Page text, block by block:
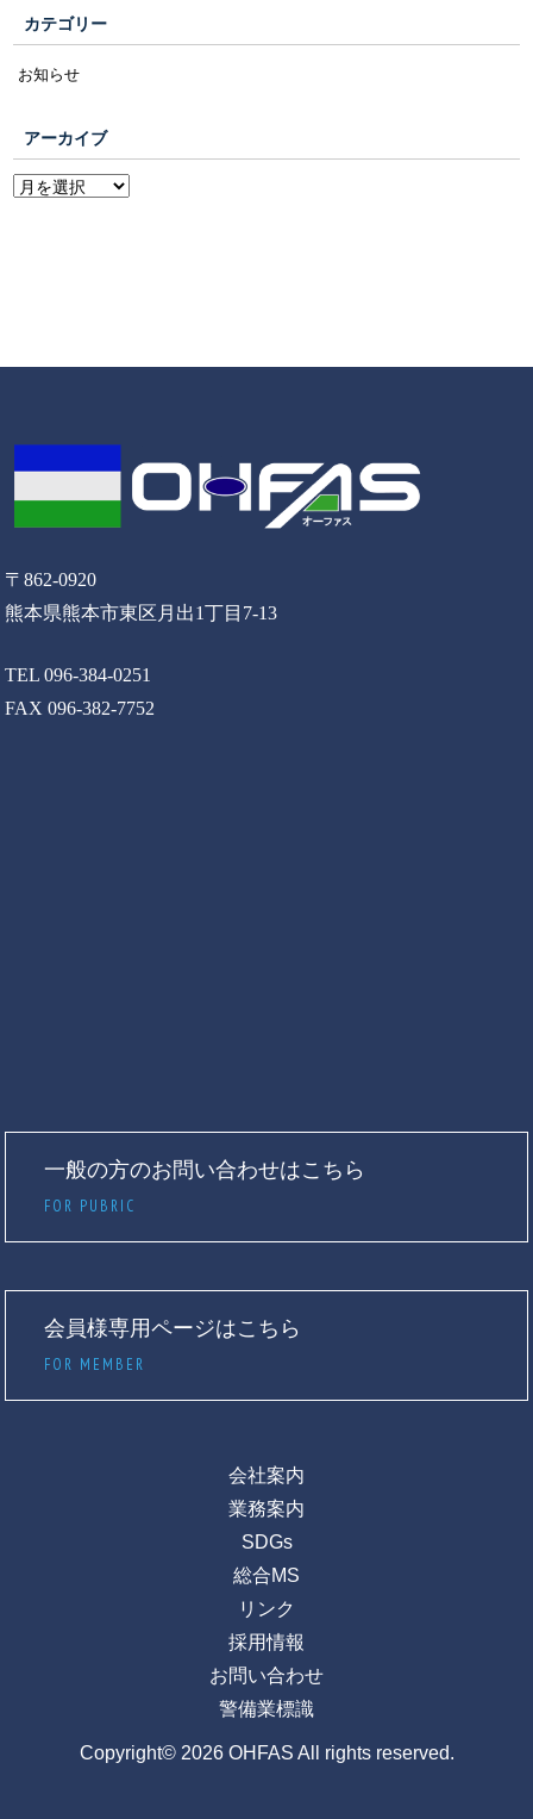
カテゴリー
お知らせ
アーカイブ
〒862-0920
熊本県熊本市東区月出1丁目7-13
TEL 096-384-0251
FAX 096-382-7752
一般の方のお問い合わせはこちら
FOR PUBRIC
会員様専用ページはこちら
FOR MEMBER
会社案内
業務案内
SDGs
総合MS
リンク
採用情報
お問い合わせ
警備業標識
Copyright© 2026 OHFAS All rights reserved.